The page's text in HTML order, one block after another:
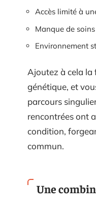
Accès limité à
Manque de
Environnement
Ajoutez à cela
génétique, et
parcours
rencontrées ont
condition,
commun.
Une